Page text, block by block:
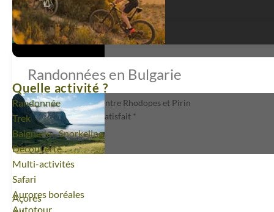
Voyage
Açores
Quelle activité ?
Randonnée
Trek
Baignade - Snorkeling
Découverte
Multi-activités
Safari
Aurores boréales
Autotour
Randonnées en Bulgarie
Panorama bulgare, entre Rhodopes et Pirin
très satisfait *